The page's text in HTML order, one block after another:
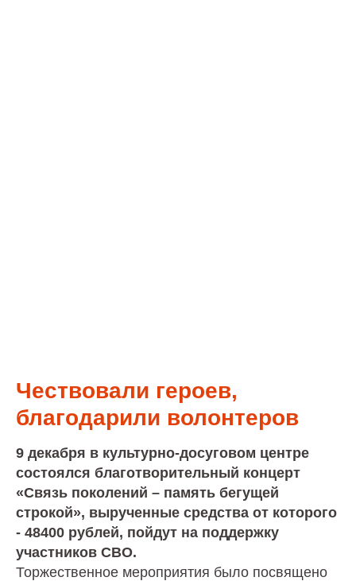
Чествовали героев,
благодарили волонтеров
9 декабря в культурно-досуговом центре
состоялся благотворительный концерт
«Связь поколений – память бегущей
строкой», вырученные средства от которого
- 48400 рублей, пойдут на поддержку
участников СВО.
Торжественное мероприятия было посвящено